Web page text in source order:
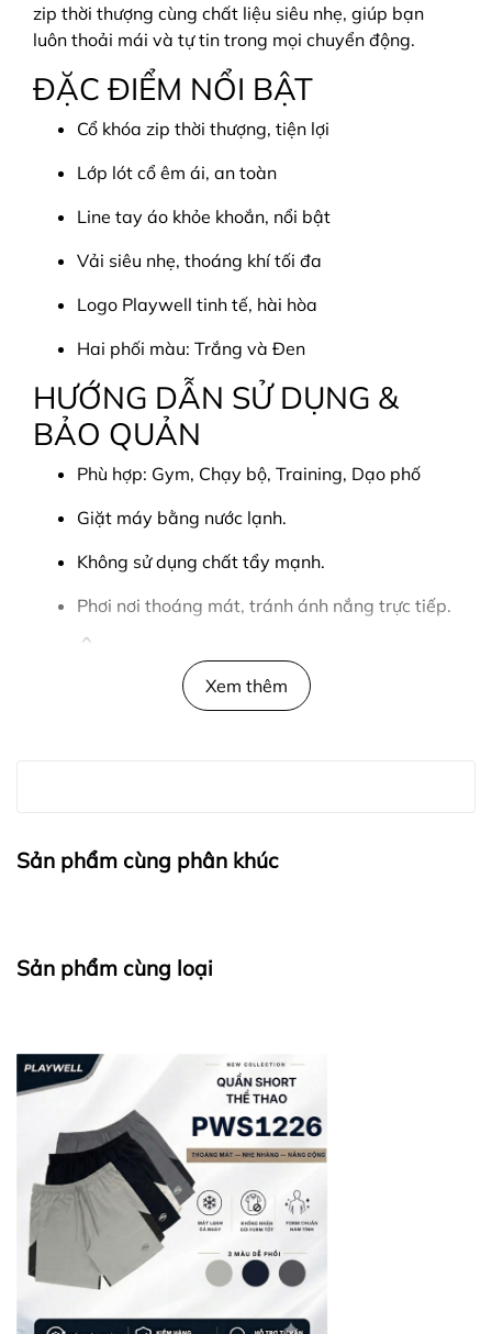
zip thời thượng cùng chất liệu siêu nhẹ, giúp bạn
luôn thoải mái và tự tin trong mọi chuyển động.
ĐẶC ĐIỂM NỔI BẬT
Cổ khóa zip thời thượng, tiện lợi
Lớp lót cổ êm ái, an toàn
Line tay áo khỏe khoắn, nổi bật
Vải siêu nhẹ, thoáng khí tối đa
Logo Playwell tinh tế, hài hòa
Hai phối màu: Trắng và Đen
HƯỚNG DẪN SỬ DỤNG &
BẢO QUẢN
Phù hợp: Gym, Chạy bộ, Training, Dạo phố
Giặt máy bằng nước lạnh.
Không sử dụng chất tẩy mạnh.
Phơi nơi thoáng mát, tránh ánh nắng trực tiếp.
THÔNG TIN SIZE
Mẫu 1m75 - 70kg mặc size L
trực tiếp bởi Playwell Sportswear.
Đổi trả linh hoạt: Hỗ trợ đổi size/mẫu trong 7
ngày (Tỉnh thành khác).
#PlaywellSportswear #Playwell
#MomentumPW12242 #AoTayDaiNam
#DoTapNam #ThoiTrangNam #GymWear
#ActiveWear
Xem thêm
Sản phẩm cùng phân khúc
Sản phẩm cùng loại